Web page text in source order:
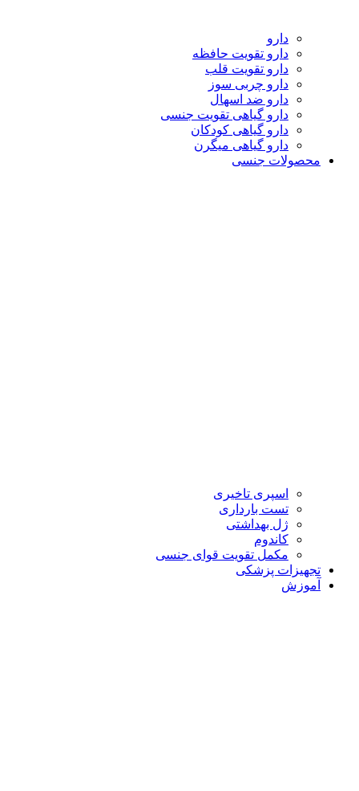
دارو
دارو تقویت حافظه
دارو تقویت قلب
دارو چربی سوز
دارو ضد اسهال
دارو گیاهی تقویت جنسی
دارو گیاهی کودکان
دارو گیاهی میگرن
محصولات جنسی
اسپری تاخیری
تست بارداری
ژل بهداشتی
کاندوم
مکمل تقویت قوای جنسی
تجهیزات پزشکی
آموزش